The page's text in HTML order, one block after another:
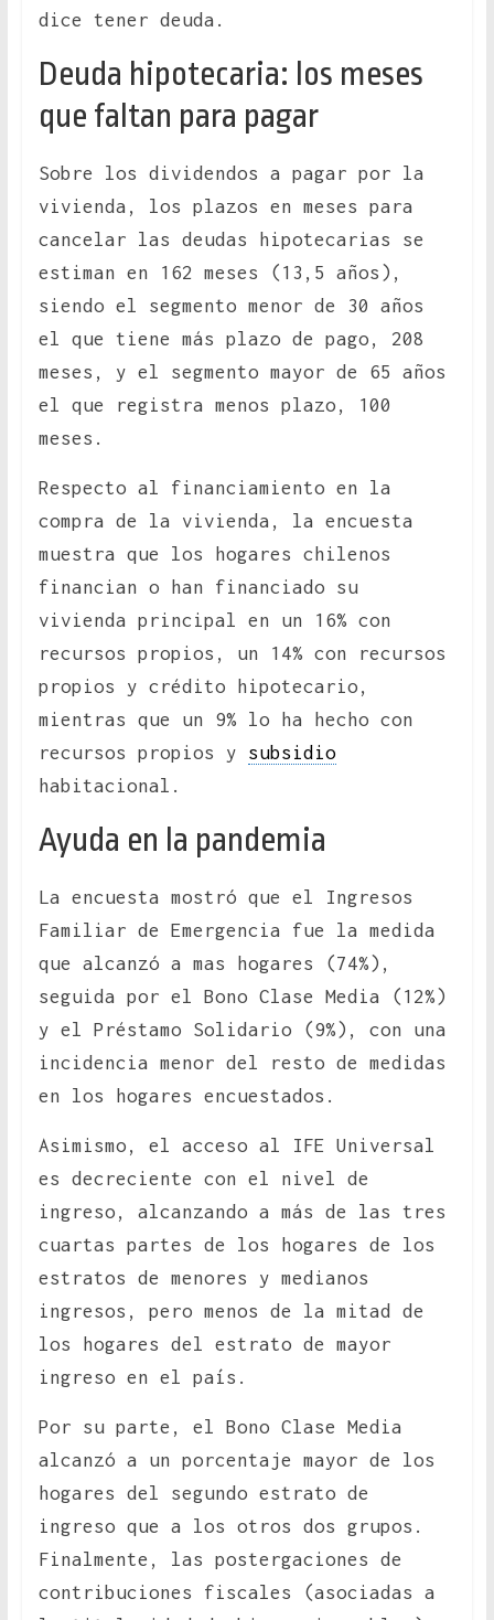
dice tener deuda.
Deuda hipotecaria: los meses
que faltan para pagar
Sobre los dividendos a pagar por la
vivienda, los plazos en meses para
cancelar las deudas hipotecarias se
estiman en 162 meses (13,5 años),
siendo el segmento menor de 30 años
el que tiene más plazo de pago, 208
meses, y el segmento mayor de 65 años
el que registra menos plazo, 100
meses.
Respecto al financiamiento en la
compra de la vivienda, la encuesta
muestra que los hogares chilenos
financian o han financiado su
vivienda principal en un 16% con
recursos propios, un 14% con recursos
propios y crédito hipotecario,
mientras que un 9% lo ha hecho con
recursos propios y subsidio
habitacional.
Ayuda en la pandemia
La encuesta mostró que el Ingresos
Familiar de Emergencia fue la medida
que alcanzó a mas hogares (74%),
seguida por el Bono Clase Media (12%)
y el Préstamo Solidario (9%), con una
incidencia menor del resto de medidas
en los hogares encuestados.
Asimismo, el acceso al IFE Universal
es decreciente con el nivel de
ingreso, alcanzando a más de las tres
cuartas partes de los hogares de los
estratos de menores y medianos
ingresos, pero menos de la mitad de
los hogares del estrato de mayor
ingreso en el país.
Por su parte, el Bono Clase Media
alcanzó a un porcentaje mayor de los
hogares del segundo estrato de
ingreso que a los otros dos grupos.
Finalmente, las postergaciones de
contribuciones fiscales (asociadas a